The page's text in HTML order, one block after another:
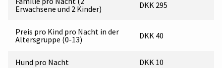
Erwachsene und 2 Kinder)
DKK 295
Preis pro Kind pro Nacht in der
Altersgruppe (0-13)
DKK 40
Hund pro Nacht DKK 10